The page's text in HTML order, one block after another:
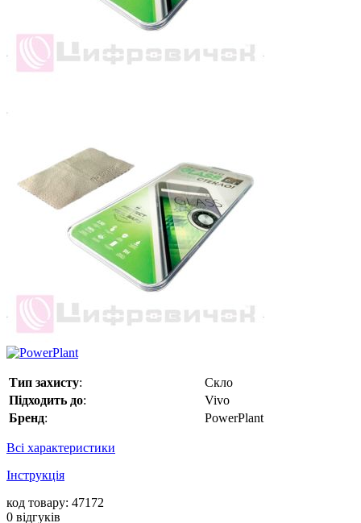
Тип захисту:
Скло
Підходить до:
Vivo
Бренд: PowerPlant
Всі характеристики
Інструкція
код товару: 47172
0 відгуків